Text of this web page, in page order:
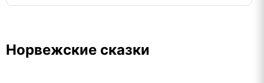
Норвежские сказки